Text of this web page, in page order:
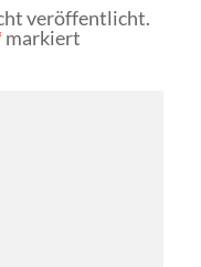
veröffentlicht.
markiert